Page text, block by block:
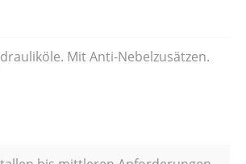
Mit Anti-Nebelzusätzen.